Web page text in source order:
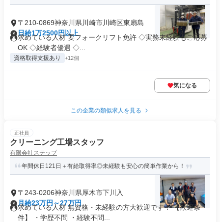
〒210-0869神奈川県川崎市川崎区東扇島
日給1万2500円以上
求めている人材 要フォークリフト免許 ◇実務未経験もご応募
OK ◇経験者優遇 ◇...
資格取得支援あり +12個
気になる
この企業の類似求人を見る
正社員
クリーニング工場スタッフ
有限会社ステップ
年間休日121日＋有給取得率◎未経験も安心の簡単作業から！
〒243-0206神奈川県厚木市下川入
月給23万円～27万円
求めている人材 無資格・未経験の方大歓迎です！ 【歓迎条
件】 ・学歴不問 ・経験不問...